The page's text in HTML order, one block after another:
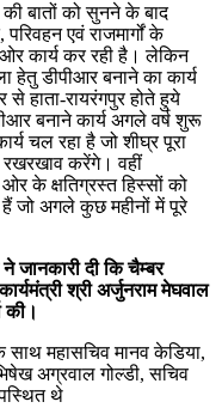
की बातों को सुनने के बाद
एवं राजमार्गों के
कार्य कर रही है। लेकिन
हेतु डीपीआर बनाने का कार्य
से हाता-रायरंगपुर होते हुये
बनाने कार्य अगले वर्ष शुरू
चल रहा है जो शीघ्र पूरा
करेंगे। वहीं
के क्षतिग्रस्त हिस्सों को
जो अगले कुछ महीनों में पूरे
जानकारी दी कि चैम्बर
श्री अर्जुनराम मेघवाल
की।
महासचिव मानव केडिया,
अग्रवाल गोल्डी, सचिव
थे